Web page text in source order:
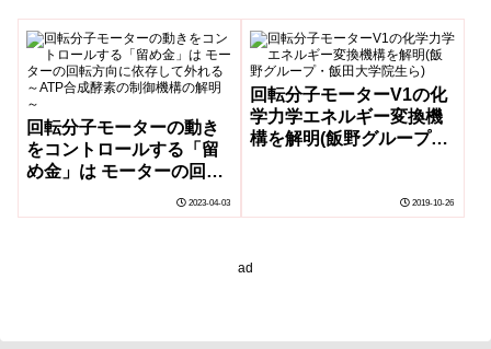
回転分子モーターの動き
をコントロールする「留
め金」は モーターの回転
方向に依存して外れる～
ATP合成酵素の制御機構
2023-04-03
回転分子モーターV1の化
学力学エネルギー変換機
構を解明(飯野グループ・
2019-10-26
ad